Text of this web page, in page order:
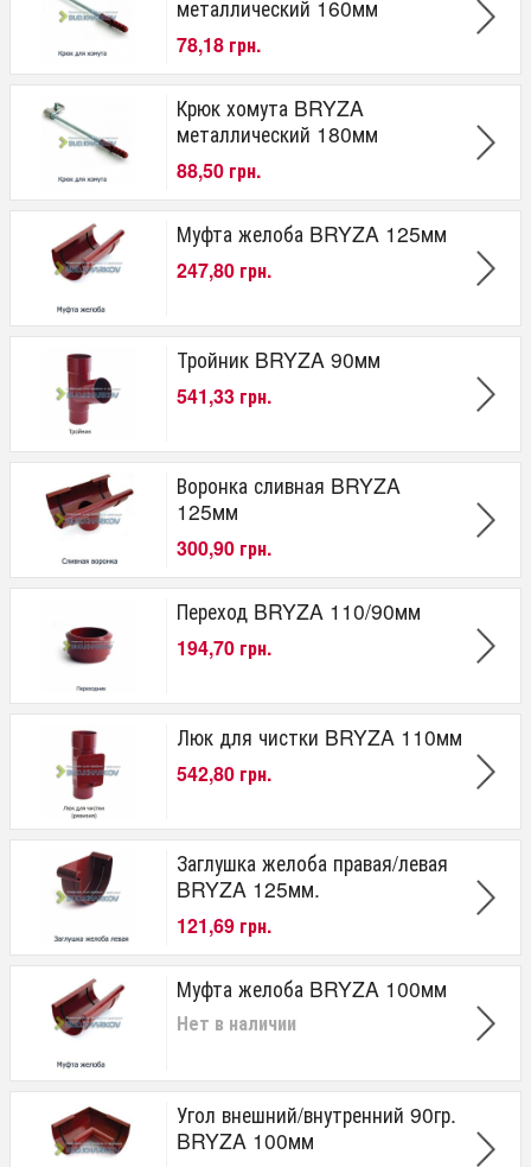
металлический 160мм
78,18 грн.
Крюк хомута BRYZA
металлический 180мм
88,50 грн.
Муфта желоба BRYZA 125мм
247,80 грн.
Тройник BRYZA 90мм
541,33 грн.
Воронка сливная BRYZA
125мм
300,90 грн.
Переход BRYZA 110/90мм
194,70 грн.
Люк для чистки BRYZA 110мм
542,80 грн.
Заглушка желоба правая/левая
BRYZA 125мм.
121,69 грн.
Муфта желоба BRYZA 100мм
Нет в наличии
Угол внешний/внутренний 90гр.
BRYZA 100мм